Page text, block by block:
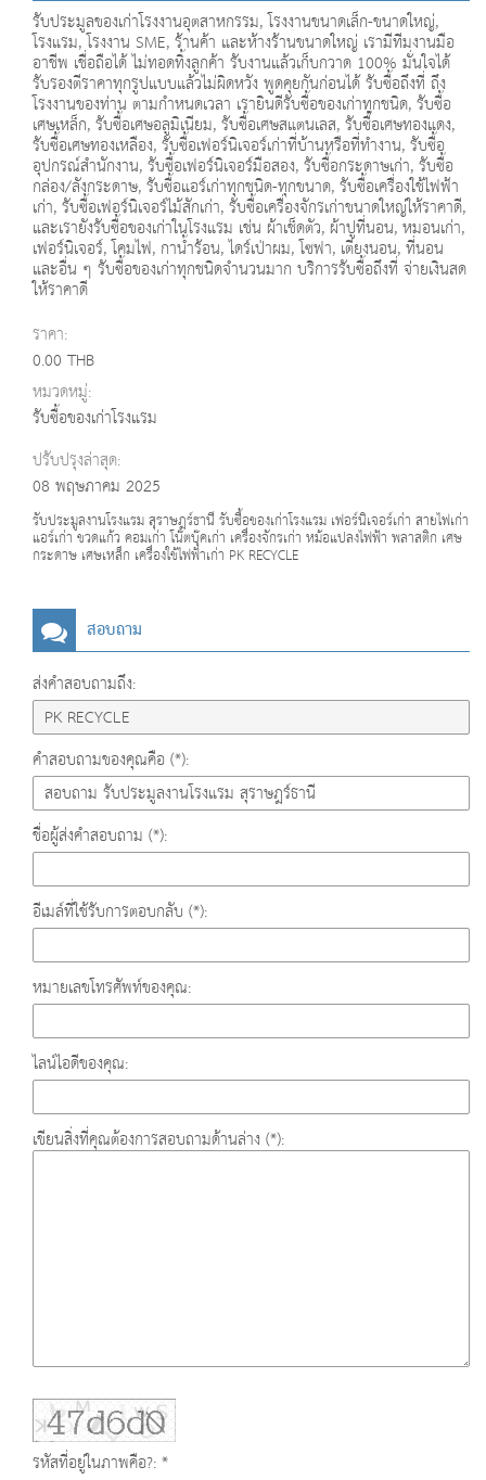
รับประมูลของเก่าโรงงานอุตสาหกรรม, โรงงานขนาดเล็ก-ขนาดใหญ่,
โรงแรม, โรงงาน SME, ร้านค้า และห้างร้านขนาดใหญ่ เรามีทีมงานมือ
อาชีพ เชื่อถือได้ ไม่ทอดทิ้งลูกค้า รับงานแล้วเก็บกวาด 100% มั่นใจได้
รับรองตีราคาทุกรูปแบบแล้วไม่ผิดหวัง พูดคุยกันก่อนได้ รับซื้อถึงที่ ถึง
โรงงานของท่าน ตามกำหนดเวลา เรายินดีรับซื้อของเก่าทุกชนิด, รับซื้อ
เศษเหล็ก, รับซื้อเศษอลูมิเนียม, รับซื้อเศษสแตนเลส, รับซื้อเศษทองแดง,
รับซื้อเศษทองเหลือง, รับซื้อเฟอร์นิเจอร์เก่าที่บ้านหรือที่ทำงาน, รับซื้อ
อุปกรณ์สำนักงาน, รับซื้อเฟอร์นิเจอร์มือสอง, รับซื้อกระดาษเก่า, รับซื้อ
กล่อง/ลังกระดาษ, รับซื้อแอร์เก่าทุกชนิด-ทุกขนาด, รับซื้อเครื่องใช้ไฟฟ้า
เก่า, รับซื้อเฟอร์นิเจอร์ไม้สักเก่า, รับซื้อเครื่องจักรเก่าขนาดใหญ่ให้ราคาดี,
และเรายังรับซื้อของเก่าในโรงแรม เช่น ผ้าเช็ดตัว, ผ้าปูที่นอน, หมอนเก่า,
เฟอร์นิเจอร์, โคมไฟ, กาน้ำร้อน, ไดร์เป่าผม, โซฟา, เตียงนอน, ที่นอน
และอื่น ๆ รับซื้อของเก่าทุกชนิดจำนวนมาก บริการรับซื้อถึงที่ จ่ายเงินสด
ให้ราคาดี
ราคา:
0.00 THB
หมวดหมู่:
รับซื้อของเก่าโรงแรม
ปรับปรุงล่าสุด:
08 พฤษภาคม 2025
รับประมูลงานโรงแรม สุราษฎร์ธานี รับซื้อของเก่าโรงแรม เฟอร์นิเจอร์เก่า สายไฟเก่า
แอร์เก่า ขวดแก้ว คอมเก่า โน๊ตบุ๊คเก่า เครื่องจักรเก่า หม้อแปลงไฟฟ้า พลาสติก เศษ
กระดาษ เศษเหล็ก เครื่องใช้ไฟฟ้าเก่า PK RECYCLE
สอบถาม
ส่งคำสอบถามถึง:
คำสอบถามของคุณคือ (*):
ชื่อผู้ส่งคำสอบถาม (*):
อีเมล์ที่ใช้รับการตอบกลับ (*):
หมายเลขโทรศัพท์ของคุณ:
ไลน์ไอดีของคุณ:
เขียนสิ่งที่คุณต้องการสอบถามด้านล่าง (*):
รหัสที่อยู่ในภาพคือ?: *